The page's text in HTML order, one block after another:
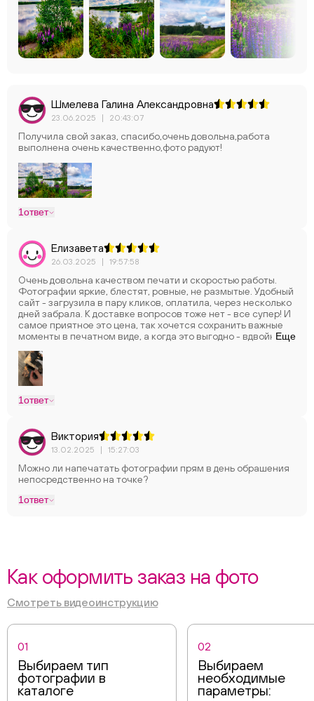
Шмелева Галина Александровна
23.06.2025 | 20:43:07
Получила свой заказ, спасибо,очень довольна,работа
выполнена очень качественно,фото радуют!
1ответ
Елизавета
26.03.2025 | 19:57:58
Очень довольна качеством печати и скоростью работы.
Фотографии яркие, блестят, ровные, не размытые. Удобный
сайт - загрузила в пару кликов, оплатила, через несколько
дней забрала. К доставке вопросов тоже нет - все супер! И
самое приятное это цена, так хочется сохранить важные
моменты в печатном виде, а когда это выгодно - вдвойнеЕще
1ответ
Виктория
13.02.2025 | 15:27:03
Можно ли напечатать фотографии прям в день обрашения
непосредственно на точке?
1ответ
Как оформить заказ на фото
Смотреть видеоинструкцию
01
Выбираем тип
фотографии в
каталоге
02
Выбираем
необходимые
параметры: